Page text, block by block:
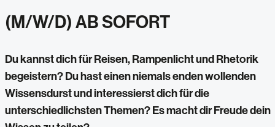
(M/W/D) AB SOFORT
Du kannst dich für Reisen, Rampenlicht und Rhetorik
begeistern? Du hast einen niemals enden wollenden
Wissensdurst und interessierst dich für die
unterschiedlichsten Themen? Es macht dir Freude dein